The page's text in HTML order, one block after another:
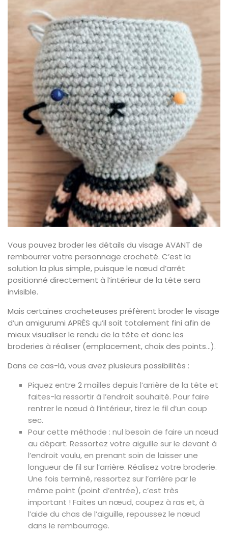
Vous pouvez broder les détails du visage AVANT de
rembourrer votre personnage crocheté. C’est la
solution la plus simple, puisque le nœud d’arrêt
positionné directement à l’intérieur de la tête sera
invisible.
Mais certaines crocheteuses préfèrent broder le visage
d’un amigurumi APRÈS qu’il soit totalement fini afin de
mieux visualiser le rendu de la tête et donc les
broderies à réaliser (emplacement, choix des points…).
Dans ce cas-là, vous avez plusieurs possibilités :
Piquez entre 2 mailles depuis l’arrière de la tête et
faites-la ressortir à l’endroit souhaité. Pour faire
rentrer le nœud à l’intérieur, tirez le fil d’un coup
sec.
Pour cette méthode : nul besoin de faire un nœud
au départ. Ressortez votre aiguille sur le devant à
l’endroit voulu, en prenant soin de laisser une
longueur de fil sur l’arrière. Réalisez votre broderie.
Une fois terminé, ressortez sur l’arrière par le
même point (point d’entrée), c’est très
important ! Faites un nœud, coupez à ras et, à
l’aide du chas de l’aiguille, repoussez le nœud
dans le rembourrage.